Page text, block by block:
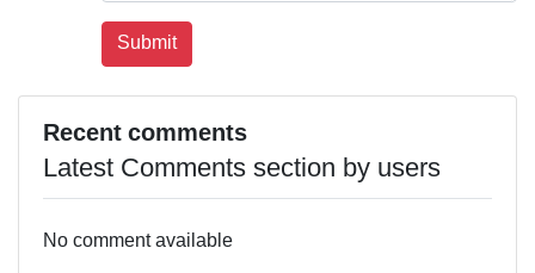
Recent comments
Latest Comments section by users
No comment available